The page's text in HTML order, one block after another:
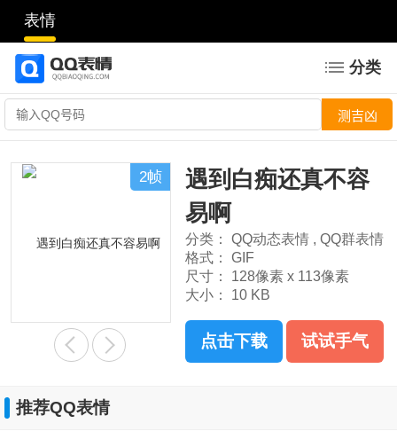
表情
分类
2帧
遇到白痴还真不容
易啊
分类： QQ动态表情 , QQ群表情
格式：
GIF
尺寸：
128像素 x 113像素
大小：
10 KB
点击下载 试试手气
推荐QQ表情